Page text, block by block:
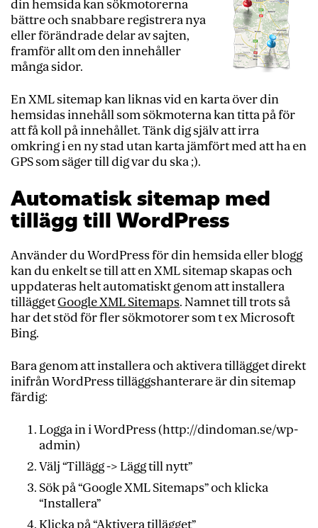
din hemsida kan sökmotorerna
bättre och snabbare registrera nya
eller förändrade delar av sajten,
framför allt om den innehåller
många sidor.
En XML sitemap kan liknas vid en karta över din
hemsidas innehåll som sökmoterna kan titta på för
att få koll på innehållet. Tänk dig själv att irra
omkring i en ny stad utan karta jämfört med att ha en
GPS som säger till dig var du ska ;).
Automatisk sitemap med
tillägg till WordPress
Använder du WordPress för din hemsida eller blogg
kan du enkelt se till att en XML sitemap skapas och
uppdateras helt automatiskt genom att installera
tilläggetGoogle XML Sitemaps. Namnet till trots så
har det stöd för fler sökmotorer som t ex Microsoft
Bing.
Bara genom att installera och aktivera tillägget direkt
inifrån WordPress tilläggshanterare är din sitemap
färdig:
Logga in i WordPress (http://dindoman.se/wp-
admin)
Välj “Tillägg -> Lägg till nytt”
Sök på “Google XML Sitemaps” och klicka
“Installera”
Klicka på “Aktivera tillägget”